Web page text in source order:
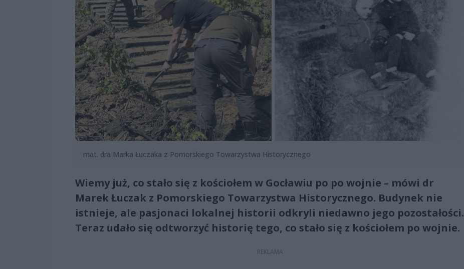
mat. dra Marka Łuczaka z Pomorskiego Towarzystwa Historycznego
Wiemy już, co stało się z kościołem w Gocławiu po po wojnie – mówi dr
Marek Łuczak z Pomorskiego Towarzystwa Historycznego. Budynek nie
istnieje, ale pasjonaci lokalnej historii odkryli niedawno jego pozostałości.
Teraz udało się odtworzyć historię tego, co stało się z kościołem po wojnie.